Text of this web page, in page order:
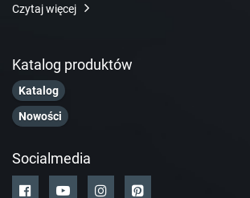
Czytaj więcej
Katalog produktów
Katalog
Nowości
Socialmedia